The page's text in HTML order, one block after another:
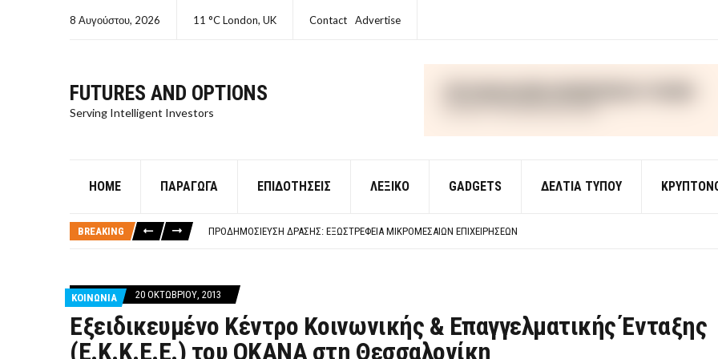
8 Αυγούστου, 2026 11 °C London, UK Contact Advertise
FUTURES AND OPTIONS
Serving Intelligent Investors
HOME ΠΑΡΆΓΩΓΑ ΕΠΙΔΟΤΉΣΕΙΣ ΛΕΞΙΚΌ GADGETS ΔΕΛΤΙΑ ΤΥΠΟΥ
BREAKING
ΠΡΟΔΗΜΟΣΊΕΥΣΗ ΔΡΆΣΗΣ: ΕΞΩΣΤΡΈΦΕΙΑ ΜΙΚΡΟΜΕΣΑΊΩΝ ΕΠΙΧΕΙΡΉΣΕΩΝ
ΤΑΜΕΊΟ ΜΙΚΡΟΠΙΣΤΏΣΕΩΝ ΣΥΧΝΈΣ ΕΡΩΤΉΣΕΙΣ ΑΠΑΝΤΉΣΕΙΣ
ΚΟΙΝΩΝΙΑ 20 ΟΚΤΩΒΡΊΟΥ, 2013
Εξειδικευμένο Κέντρο Κοινωνικής & Επαγγελματικής Ένταξης
(Ε.Κ.Κ.Ε.Ε.) του ΟΚΑΝΑ στη Θεσσαλονίκη